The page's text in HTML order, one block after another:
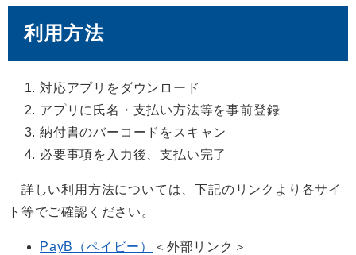
利用方法
対応アプリをダウンロード
アプリに氏名・支払い方法等を事前登録
納付書のバーコードをスキャン
必要事項を入力後、支払い完了
詳しい利用方法については、下記のリンクより各サイ
ト等でご確認ください。
PayB（ペイビー）
＜外部リンク＞